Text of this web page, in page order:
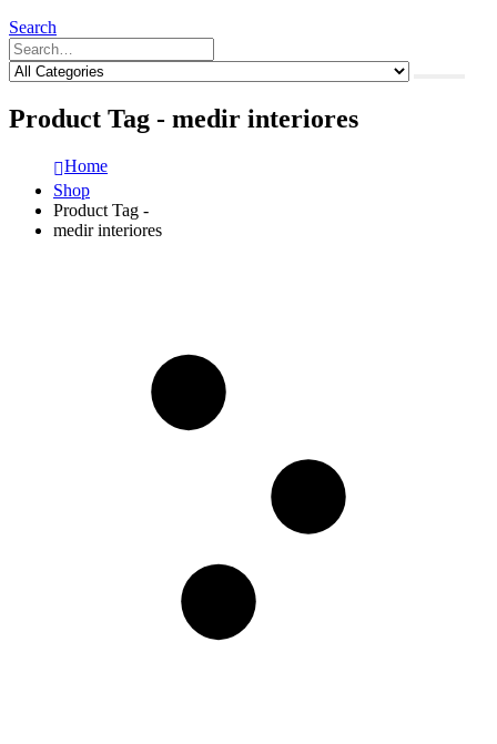
Search
Product Tag - medir interiores
Home
Shop
Product Tag -
medir interiores